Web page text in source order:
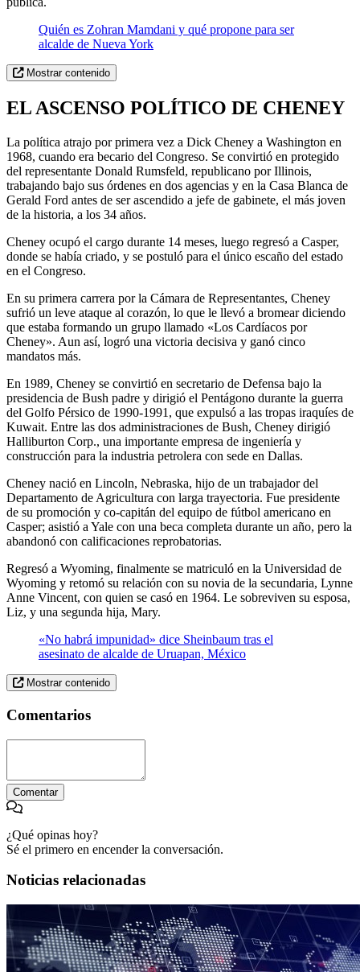
Quién es Zohran Mamdani y qué propone para ser
alcalde de Nueva York
Mostrar contenido
EL ASCENSO POLÍTICO DE CHENEY
La política atrajo por primera vez a Dick Cheney a Washington en
1968, cuando era becario del Congreso. Se convirtió en protegido
del representante Donald Rumsfeld, republicano por Illinois,
trabajando bajo sus órdenes en dos agencias y en la Casa Blanca de
Gerald Ford antes de ser ascendido a jefe de gabinete, el más joven
de la historia, a los 34 años.
Cheney ocupó el cargo durante 14 meses, luego regresó a Casper,
donde se había criado, y se postuló para el único escaño del estado
en el Congreso.
En su primera carrera por la Cámara de Representantes, Cheney
sufrió un leve ataque al corazón, lo que le llevó a bromear diciendo
que estaba formando un grupo llamado «Los Cardíacos por
Cheney». Aun así, logró una victoria decisiva y ganó cinco
mandatos más.
En 1989, Cheney se convirtió en secretario de Defensa bajo la
presidencia de Bush padre y dirigió el Pentágono durante la guerra
del Golfo Pérsico de 1990-1991, que expulsó a las tropas iraquíes de
Kuwait. Entre las dos administraciones de Bush, Cheney dirigió
Halliburton Corp., una importante empresa de ingeniería y
construcción para la industria petrolera con sede en Dallas.
Cheney nació en Lincoln, Nebraska, hijo de un trabajador del
Departamento de Agricultura con larga trayectoria. Fue presidente
de su promoción y co-capitán del equipo de fútbol americano en
Casper; asistió a Yale con una beca completa durante un año, pero la
abandonó con calificaciones reprobatorias.
Regresó a Wyoming, finalmente se matriculó en la Universidad de
Wyoming y retomó su relación con su novia de la secundaria, Lynne
Anne Vincent, con quien se casó en 1964. Le sobreviven su esposa,
Liz, y una segunda hija, Mary.
«No habrá impunidad» dice Sheinbaum tras el
asesinato de alcalde de Uruapan, México
Mostrar contenido
Comentarios
Comentar
¿Qué opinas hoy?
Sé el primero en encender la conversación.
Noticias relacionadas